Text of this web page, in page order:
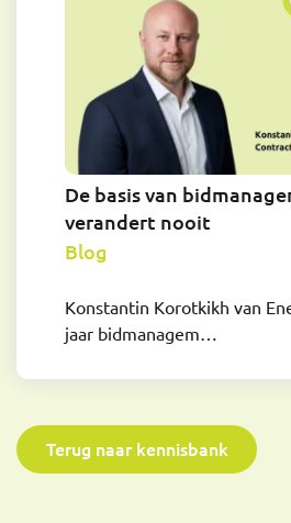
De basis van
verandert nooit
Blog
Konstantin Korotkikh van
jaar bidmanagem…
Terug naar kennisbank